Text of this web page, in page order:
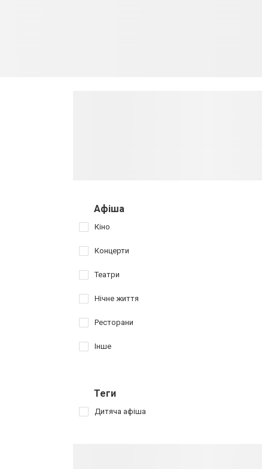
Афіша
Кіно
Концерти
Театри
Нічне життя
Ресторани
Інше
Теги
Дитяча афіша